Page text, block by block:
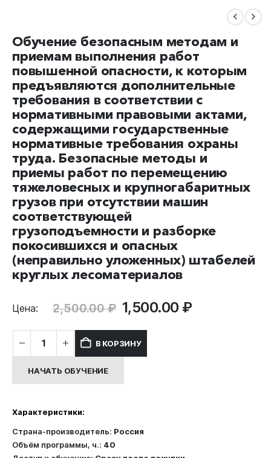
Обучение безопасным методам и
приемам выполнения работ
повышенной опасности, к которым
предъявляются дополнительные
требования в соответствии с
нормативными правовыми актами,
содержащими государственные
нормативные требования охраны
труда. Безопасные методы и
приемы работ по перемещению
тяжеловесных и крупногабаритных
грузов при отсутствии машин
соответствующей
грузоподъемности и разборке
покосившихся и опасных
(неправильно уложенных) штабелей
круглых лесоматериалов
Цена: 2,500.00₽ Первоначальная
составляла
2,500.00 ₽.
1,500.00 ₽Текущая
безопасным
приемам
выполнения
работ
повышенной
В КОРЗИНУ
НАЧАТЬ ОБУЧЕНИЕ
Характеристики:
Страна-производитель: Россия
Объём программы, ч.: 40